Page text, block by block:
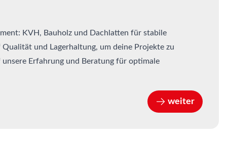
KVH, Bauholz und Dachlatten für stabile
und Lagerhaltung, um deine Projekte zu
Erfahrung und Beratung für optimale
weiter